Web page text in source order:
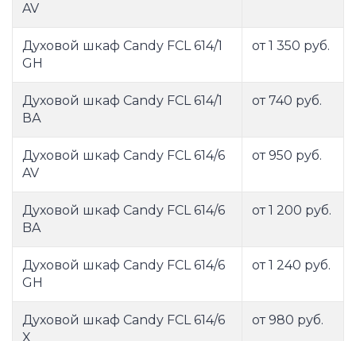
AV
Духовой шкаф Candy FCL 614/1
GH
от 1 350 руб.
Духовой шкаф Candy FCL 614/1
ВА
от 740 руб.
Духовой шкаф Candy FCL 614/6
AV
от 950 руб.
Духовой шкаф Candy FCL 614/6
BA
от 1 200 руб.
Духовой шкаф Candy FCL 614/6
GH
от 1 240 руб.
Духовой шкаф Candy FCL 614/6
X
от 980 руб.